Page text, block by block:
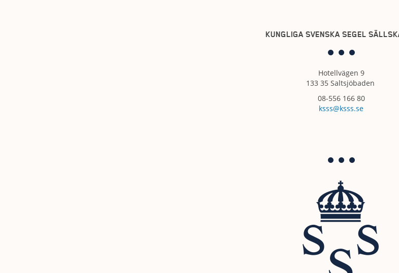
KUNGLIGA SVENSKA SEGEL
Hotellvägen 9
133 35 Saltsjöbaden
08-556 166 80
ksss@ksss.se